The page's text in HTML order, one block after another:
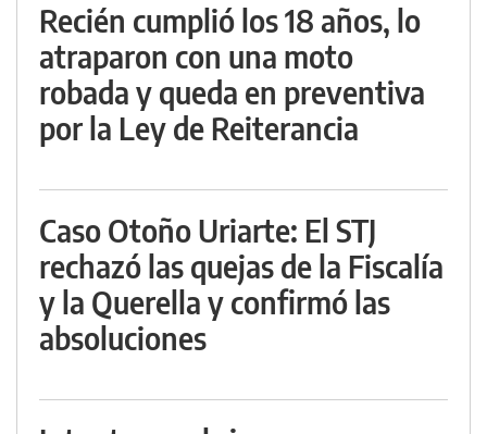
Recién cumplió los 18 años, lo
atraparon con una moto
robada y queda en preventiva
por la Ley de Reiterancia
Caso Otoño Uriarte: El STJ
rechazó las quejas de la Fiscalía
y la Querella y confirmó las
absoluciones